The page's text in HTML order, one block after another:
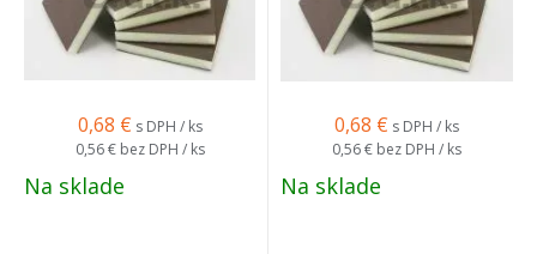
0,68 € s DPH / ks
0,56 € bez DPH / ks
Na sklade
0,68 € s DPH / ks
0,56 € bez DPH / ks
Na sklade